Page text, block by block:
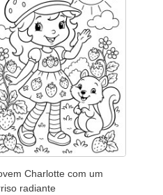
Charlotte com um
radiante